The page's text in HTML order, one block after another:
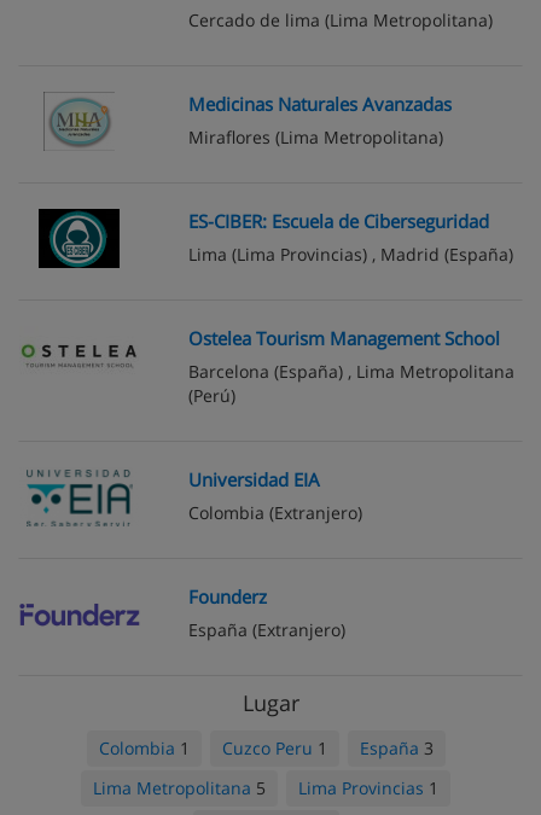
Cercado de lima (Lima Metropolitana)
Medicinas Naturales Avanzadas
Miraflores (Lima Metropolitana)
ES-CIBER: Escuela de Ciberseguridad
Lima (Lima Provincias) , Madrid (España)
Ostelea Tourism Management School
Barcelona (España) , Lima Metropolitana
(Perú)
Universidad EIA
Colombia (Extranjero)
Founderz
España (Extranjero)
Lugar
Colombia 1 Cuzco Peru 1 España 3
Lima Metropolitana 5 Lima Provincias 1